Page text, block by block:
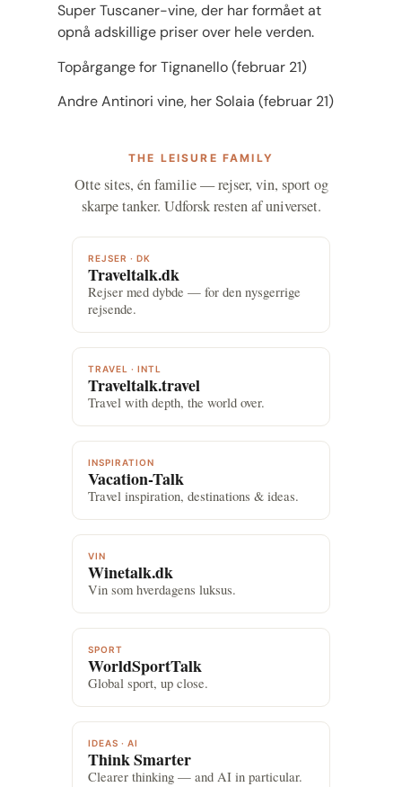
Super Tuscaner-vine, der har formået at
opnå adskillige priser over hele verden.
Topårgange for Tignanello (februar 21)
Andre Antinori vine, her Solaia (februar 21)
THE LEISURE FAMILY
Otte sites, én familie — rejser, vin, sport og
skarpe tanker. Udforsk resten af universet.
REJSER · DK
Traveltalk.dk
Rejser med dybde — for den nysgerrige
rejsende.
TRAVEL · INTL
Traveltalk.travel
Travel with depth, the world over.
INSPIRATION
Vacation-Talk
Travel inspiration, destinations & ideas.
VIN
Winetalk.dk
Vin som hverdagens luksus.
SPORT
WorldSportTalk
Global sport, up close.
IDEAS · AI
Think Smarter
Clearer thinking — and AI in particular.